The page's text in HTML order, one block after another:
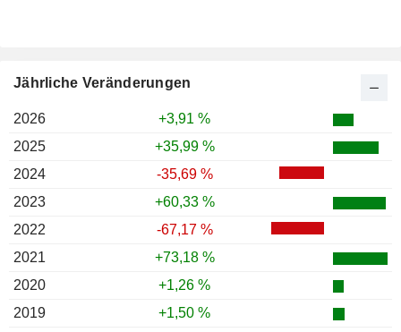
Jährliche Veränderungen
2026
+3,91 %
2025
+35,99 %
2024
-35,69 %
2023
+60,33 %
2022
-67,17 %
2021
+73,18 %
2020
+1,26 %
2019
+1,50 %